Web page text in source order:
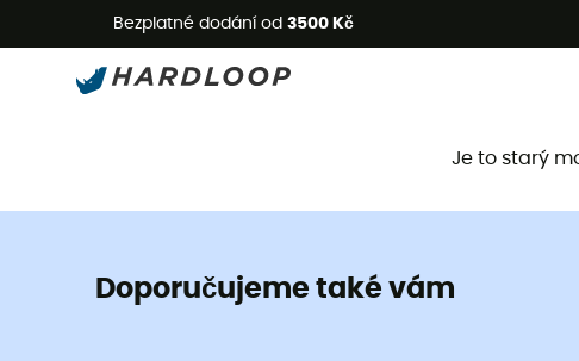
Bezplatné dodání od 3500 Kč Letní
Je to starý
Doporučujeme také vám